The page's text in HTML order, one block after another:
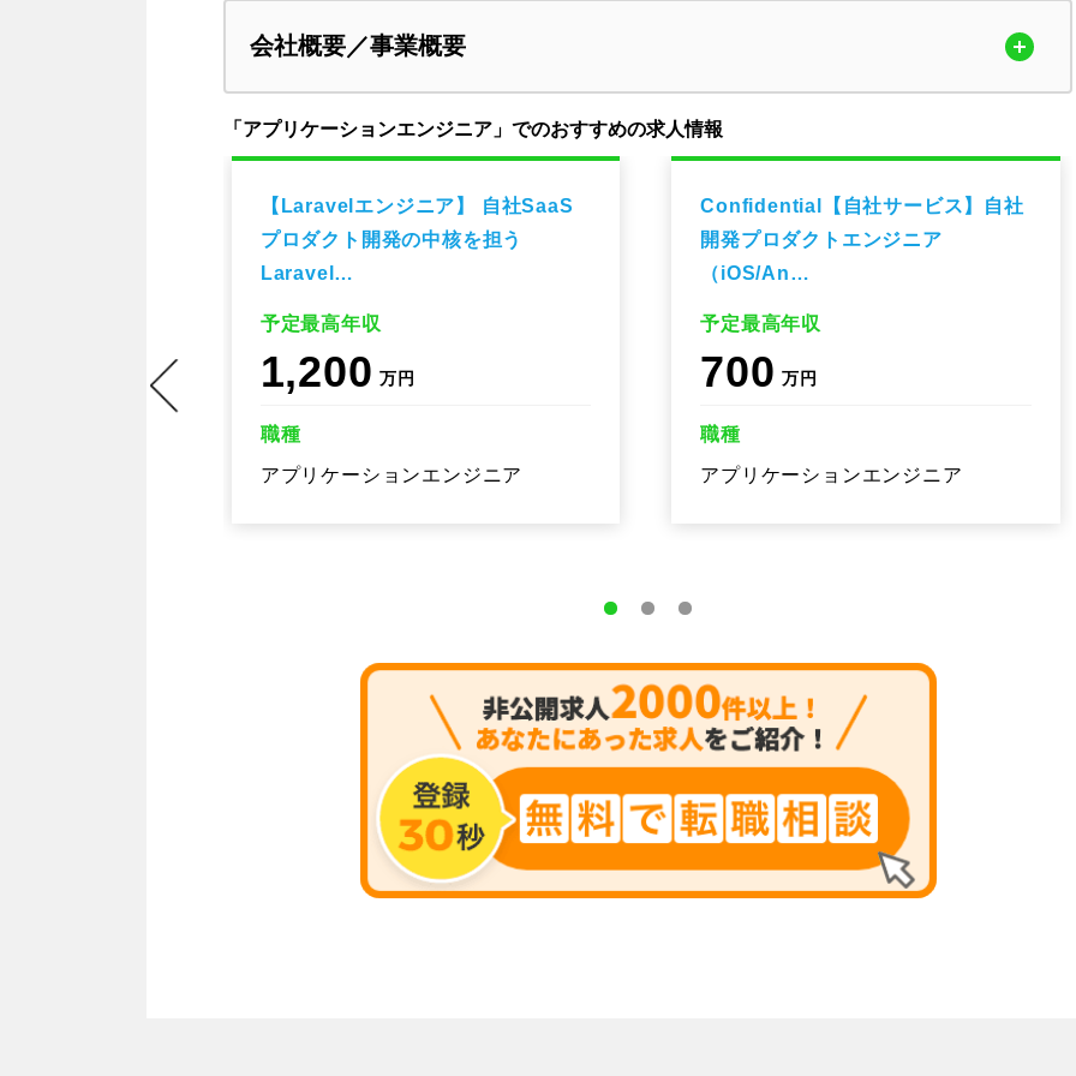
会社概要／事業概要
「アプリケーションエンジニア」でのおすすめの求人情報
【Laravelエンジニア】 自社SaaS
プロダクト開発の中核を担う
Laravel…
予定最高年収
1,200 万円
職種
アプリケーションエンジニア
Confidential【自社サービス】自社
開発プロダクトエンジニア
（iOS/An…
予定最高年収
700 万円
職種
アプリケーションエンジニア